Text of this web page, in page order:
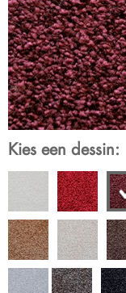
Kies een dessin: